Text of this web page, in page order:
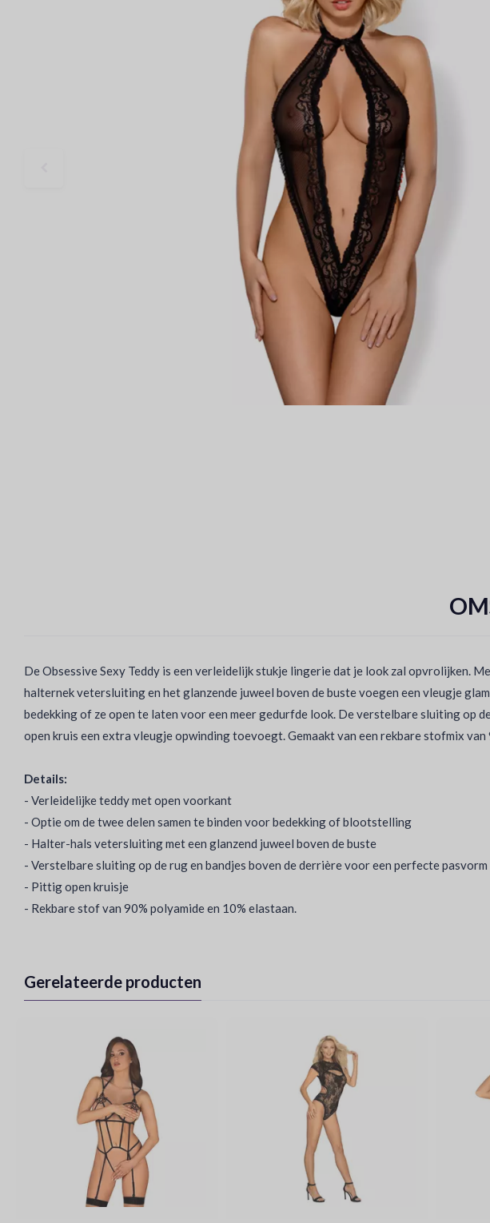
De Obsessive Sexy Teddy is een verleidelijk stukje lingerie dat je look zal opvrolijken.
halternek vetersluiting en het glanzende juweel boven de buste voegen een vleugje
bedekking of ze open te laten voor een meer gedurfde look. De verstelbare sluiting op
open kruis een extra vleugje opwinding toevoegt. Gemaakt van een rekbare stofmix
Details:
- Verleidelijke teddy met open voorkant
- Optie om de twee delen samen te binden voor bedekking of blootstelling
- Halter-hals vetersluiting met een glanzend juweel boven de buste
- Verstelbare sluiting op de rug en bandjes boven de derrière voor een perfecte pasvorm
- Pittig open kruisje
- Rekbare stof van 90% polyamide en 10% elastaan.
Gerelateerde producten